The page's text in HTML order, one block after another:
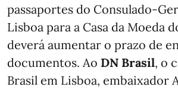
passaportes do Consulado-
Lisboa para a Casa da Moeda
deverá aumentar o prazo de
documentos. Ao DN Brasil, o
Brasil em Lisboa, embaixador